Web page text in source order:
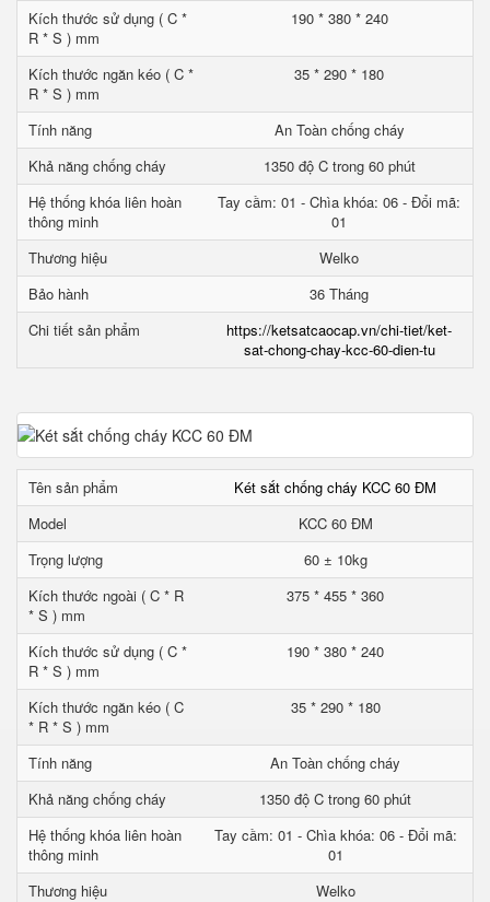
Kích thước sử dụng ( C *
R * S ) mm
190 * 380 * 240
Kích thước ngăn kéo ( C *
R * S ) mm
35 * 290 * 180
Tính năng
An Toàn chống cháy
Khả năng chống cháy
1350 độ C trong 60 phút
Hệ thống khóa liên hoàn
thông minh
Tay cầm: 01 - Chìa khóa: 06 - Đổi mã:
01
Thương hiệu
Welko
Bảo hành
36 Tháng
Chi tiết sản phẩm
https://ketsatcaocap.vn/chi-tiet/ket-
sat-chong-chay-kcc-60-dien-tu
Tên sản phẩm
Két sắt chống cháy KCC 60 ĐM
Model
KCC 60 ĐM
Trọng lượng
60 ± 10kg
Kích thước ngoài ( C * R
* S ) mm
375 * 455 * 360
Kích thước sử dụng ( C *
R * S ) mm
190 * 380 * 240
Kích thước ngăn kéo ( C
* R * S ) mm
35 * 290 * 180
Tính năng
An Toàn chống cháy
Khả năng chống cháy
1350 độ C trong 60 phút
Hệ thống khóa liên hoàn
thông minh
Tay cầm: 01 - Chìa khóa: 06 - Đổi mã:
01
Thương hiệu
Welko